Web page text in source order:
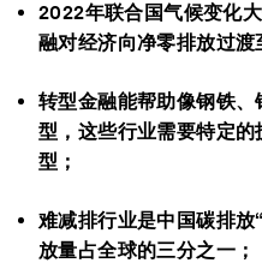
2022年联合国气候变化
融对经济向净零排放过渡
转型金融能帮助像钢铁
型，这些行业需要特定
型；
难减排行业是中国碳排
放量占全球的三分之一；